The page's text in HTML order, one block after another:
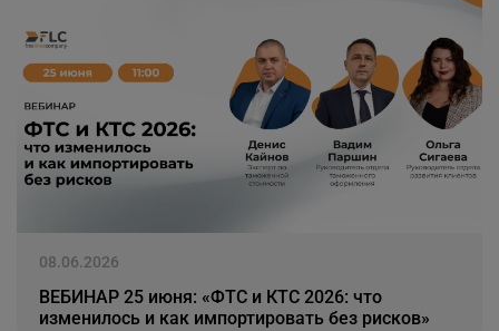
08.06.2026
ВЕБИНАР 25 июня: «ФТС и КТС 2026: что
изменилось и как импортировать без рисков»